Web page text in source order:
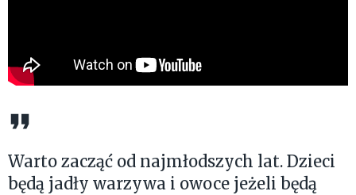
Warto zacząć od najmłodszych lat. Dzieci
będą jadły warzywa i owoce jeżeli będą